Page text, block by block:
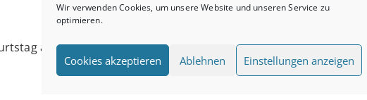
Wir verwenden Cookies, um unsere Website und unseren Service zu
optimieren.
Cookies akzeptieren Ablehnen Einstellungen anzeigen
am 16. April 1959